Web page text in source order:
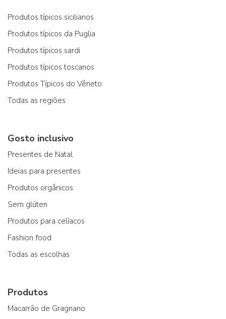
Produtos típicos sicilianos
Produtos típicos da Puglia
Produtos típicos sardi
Produtos típicos toscanos
Produtos Típicos do Vêneto
Todas as regiões
Gosto inclusivo
Presentes de Natal
Ideias para presentes
Produtos orgânicos
Sem glúten
Produtos para celíacos
Fashion food
Todas as escolhas
Produtos
Macarrão de Gragnano